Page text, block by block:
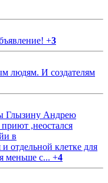
+3
людям. И создателям
Глызину Андрею
,неостался
в
отдельной клетке для
меньше с... +4